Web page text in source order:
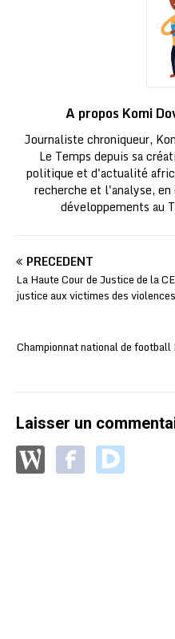
A propos Komi
Journaliste chroniqueur,
Le Temps depuis sa
politique et d'actualité
recherche et l'analyse,
développements au
PRÉCÉDENT
La Haute Cour de Justice de la
justice aux victimes des
Championnat national de
Laisser un